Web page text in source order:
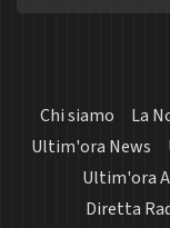
Chi siamo La
Ultim'ora News
Ultim'ora
Diretta